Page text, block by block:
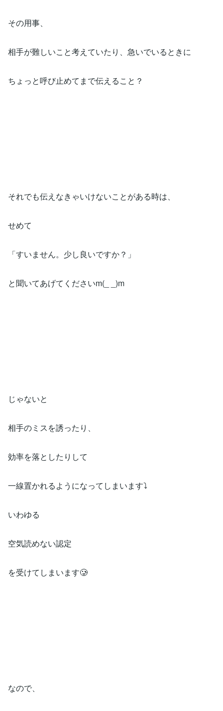
その用事、
相手が難しいこと考えていたり、急いでいるときに
ちょっと呼び止めてまで伝えること？
それでも伝えなきゃいけないことがある時は、
せめて
「すいません。少し良いですか？」
と聞いてあげてくださいm(_ _)m
じゃないと
相手のミスを誘ったり、
効率を落としたりして
一線置かれるようになってしまいます⤵︎
いわゆる
空気読めない認定
を受けてしまいます🥲
なので、